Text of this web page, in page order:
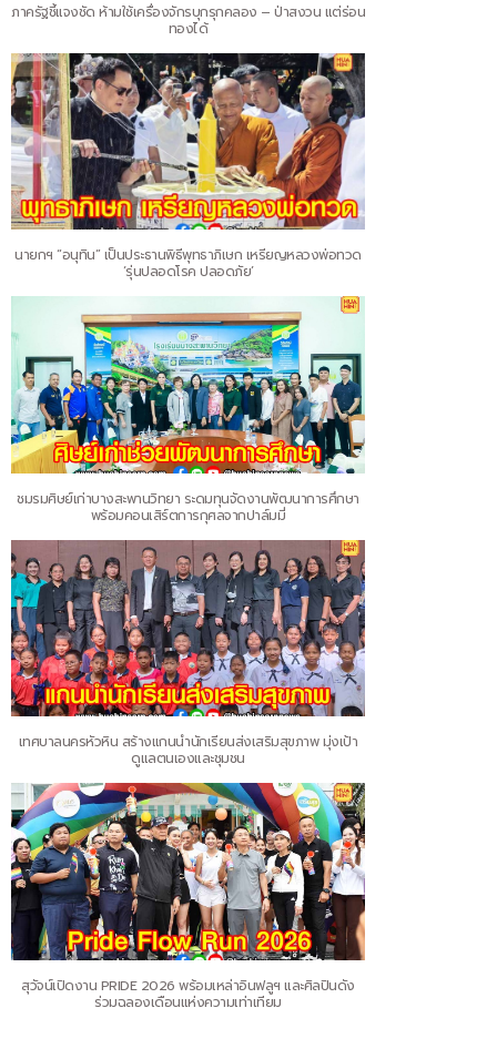
ภาครัฐชี้แจงชัด ห้ามใช้เครื่องจักรบุกรุกคลอง – ป่าสงวน แต่ร่อน
ทองได้
นายกฯ “อนุทิน” เป็นประธานพิธีพุทธาภิเษก เหรียญหลวงพ่อทวด
‘รุ่นปลอดโรค ปลอดภัย’
ชมรมศิษย์เก่าบางสะพานวิทยา ระดมทุนจัดงานพัฒนาการศึกษา
พร้อมคอนเสิร์ตการกุศลจากปาล์มมี่
เทศบาลนครหัวหิน สร้างแกนนำนักเรียนส่งเสริมสุขภาพ มุ่งเป้า
ดูแลตนเองและชุมชน
สุวัจน์เปิดงาน PRIDE 2026 พร้อมเหล่าอินฟลูฯ และศิลปินดัง
ร่วมฉลองเดือนแห่งความเท่าเทียม